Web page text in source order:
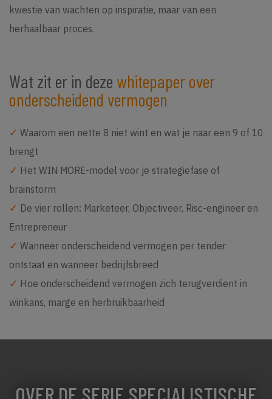
kwestie van wachten op inspiratie, maar van een
herhaalbaar proces.
Wat zit er in deze whitepaper over
onderscheidend vermogen
✓ Waarom een nette 8 niet wint en wat je naar een 9 of 10
brengt
✓ Het WIN MORE-model voor je strategiefase of
brainstorm
✓ De vier rollen: Marketeer, Objectiveer, Risc-engineer en
Entrepreneur
✓ Wanneer onderscheidend vermogen per tender
ontstaat en wanneer bedrijfsbreed
✓ Hoe onderscheidend vermogen zich terugverdient in
winkans, marge en herbruikbaarheid